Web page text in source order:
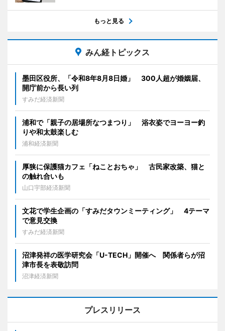
もっと見る
みん経トピックス
墨田区役所、「令和8年8月8日婚」 300人超が婚姻届、
開庁前から長い列
すみだ経済新聞
浦和で「親子の居場所なつまつり」 浴衣姿でヨーヨー釣
りや和太鼓楽しむ
浦和経済新聞
厚狭に保護猫カフェ「ねことおちゃ」 古民家改築、猫と
の触れ合いも
山口宇部経済新聞
文花で学生企画の「すみだタウンミーティング」 4テーマ
で意見交換
すみだ経済新聞
沼津発祥の医学研究会「U-TECH」開催へ 関係者らが沼
津市長を表敬訪問
沼津経済新聞
プレスリリース